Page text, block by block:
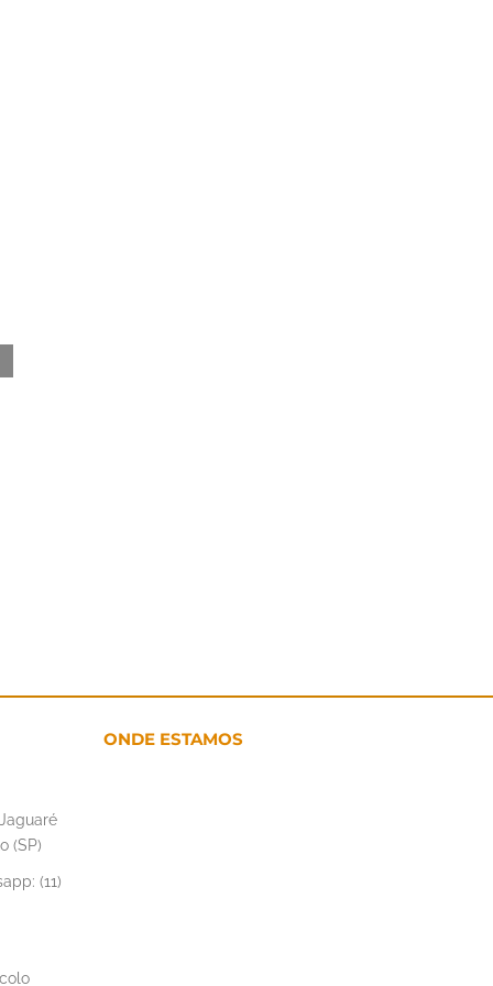
(SP)
(11)
ONDE ESTAMOS